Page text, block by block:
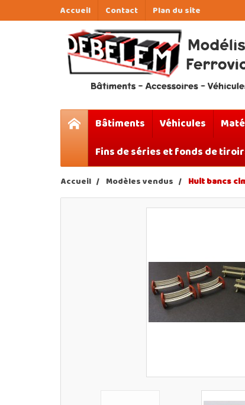
Accueil Contact Plan du site
Bâtiments Véhicules
Fins de séries et fonds de
Accueil Modèles vendus Huit bancs